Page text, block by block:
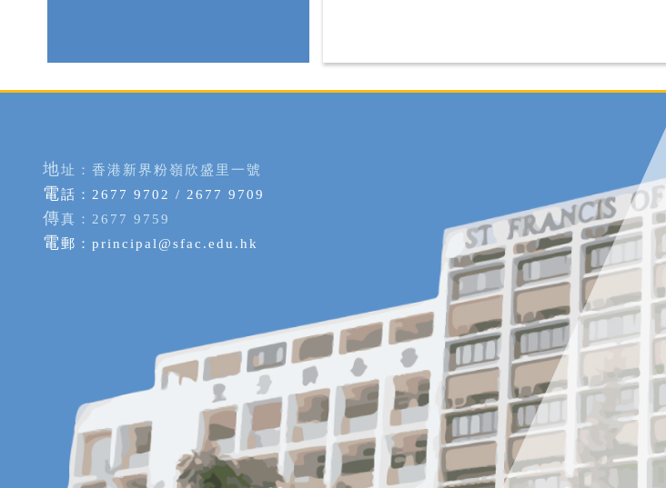
地址：香港新界粉嶺欣盛里一號
電話：2677 9702 / 2677 9709
傳真：2677 9759
電郵： principal@sfac.edu.hk